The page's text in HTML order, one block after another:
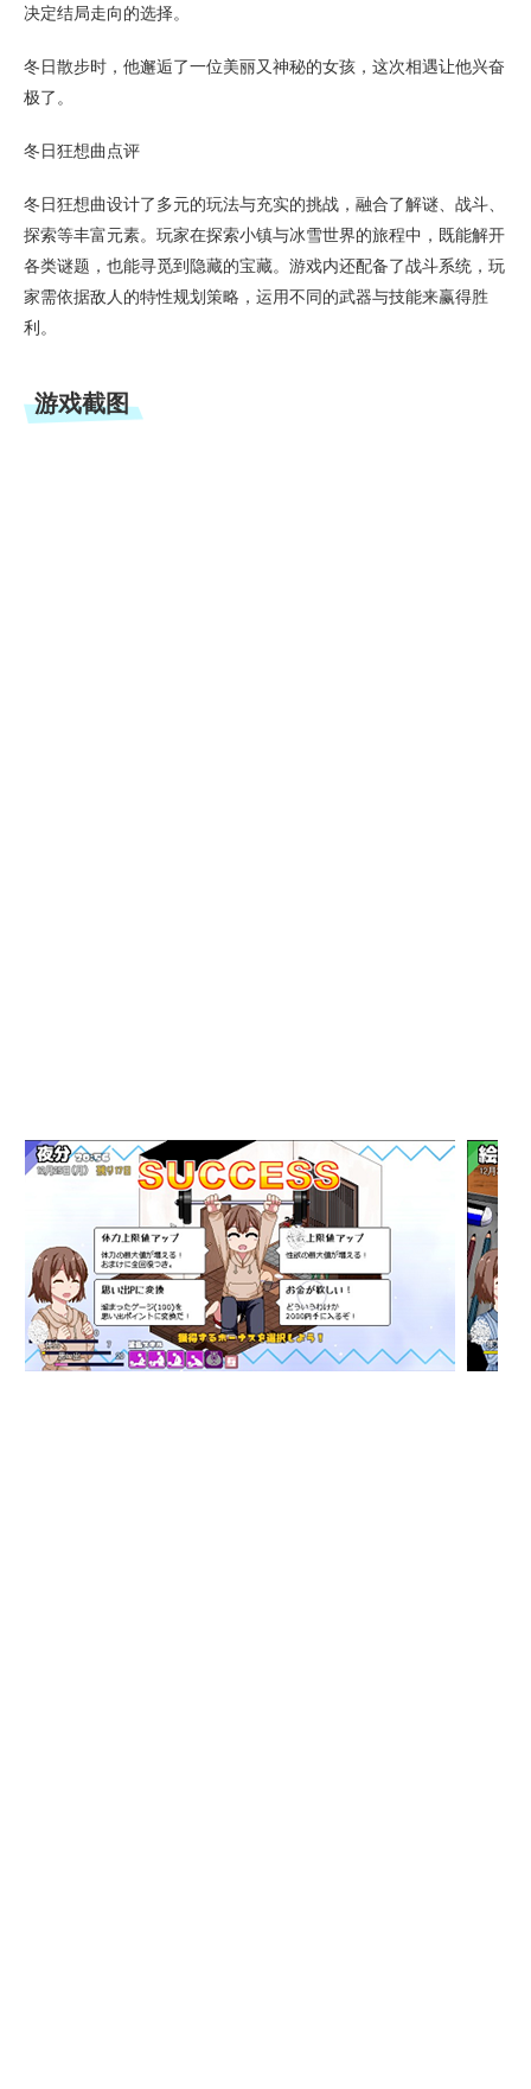
决定结局走向的选择。
冬日散步时，他邂逅了一位美丽又神秘的女孩，这次相遇让他兴奋
极了。
冬日狂想曲点评
冬日狂想曲设计了多元的玩法与充实的挑战，融合了解谜、战斗、
探索等丰富元素。玩家在探索小镇与冰雪世界的旅程中，既能解开
各类谜题，也能寻觅到隐藏的宝藏。游戏内还配备了战斗系统，玩
家需依据敌人的特性规划策略，运用不同的武器与技能来赢得胜
利。
游戏截图